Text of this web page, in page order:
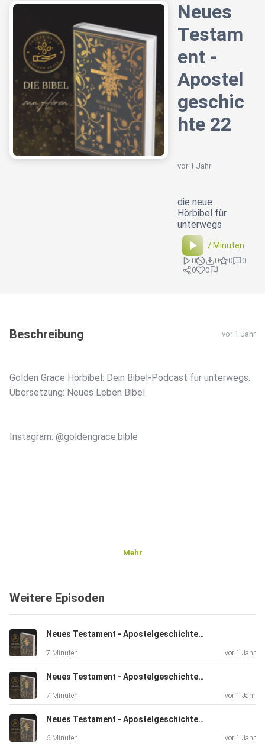
Neues
Testam
ent -
Apostel
geschic
hte 22
vor 1 Jahr
die neue
Hörbibel für
unterwegs
7 Minuten
0 0 0
0
0
0
Beschreibung vor 1 Jahr
Golden Grace Hörbibel: Dein Bibel-Podcast für unterwegs.
Übersetzung: Neues Leben Bibel
Instagram: @goldengrace.bible
Mehr
Weitere Episoden
Neues Testament - Apostelgeschichte 26
7 Minuten vor 1 Jahr
Neues Testament - Apostelgeschichte 25
7 Minuten vor 1 Jahr
Neues Testament - Apostelgeschichte 24
6 Minuten vor 1 Jahr